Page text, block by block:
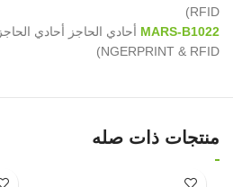
RFID)
MARS-B1022
NGERPRINT & RFID)
منتجات ذات صله